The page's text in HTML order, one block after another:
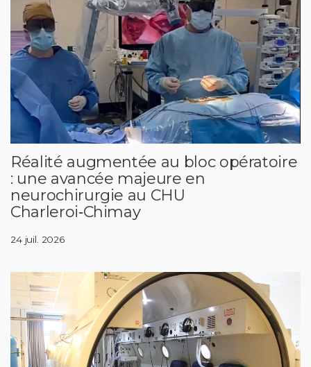
Réalité augmentée au bloc opératoire
: une avancée majeure en
neurochirurgie au CHU
Charleroi‑Chimay
24 juil. 2026